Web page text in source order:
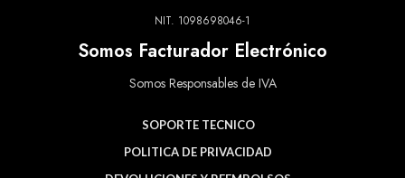
NIT. 1098698046-1
Somos Facturador Electrónico
Somos Responsables de IVA
SOPORTE TECNICO
POLITICA DE PRIVACIDAD